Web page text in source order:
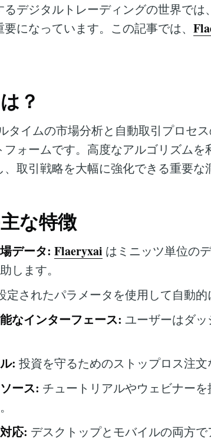
デジタルトレーディングの世界では、
になっています。この記事では、
？
タイムの市場分析と自動取引プロセ
ォームです。高度なアルゴリズム
取引戦略を大幅に強化できる重要な
な特徴
データ: Flaeryxai はミニッツ単位の
します。
定されたパラメータを使用して自動的
なインターフェース: ユーザーはダ
: 投資を守るためのストップロス注文
ース: チュートリアルやウェビナー
応: デスクトップとモバイルの両方